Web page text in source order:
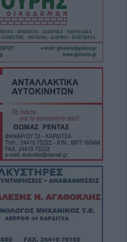
Μοτοσικλέτα
– Στο νοσοκομείο
δύο άνδρες για
που βρέθηκε σε
η κηδεία του
έκταση στην Κρήνη
κινητοποίηση της
860 τμήματα και 95
2027